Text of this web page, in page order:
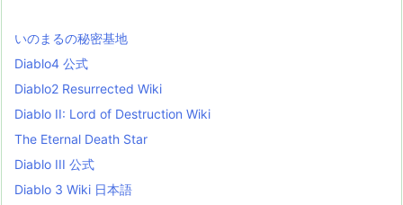
i
s
t
いのまるの秘密基地
Diablo4 公式
Diablo2 Resurrected Wiki
Diablo II: Lord of Destruction Wiki
The Eternal Death Star
Diablo III 公式
Diablo 3 Wiki 日本語